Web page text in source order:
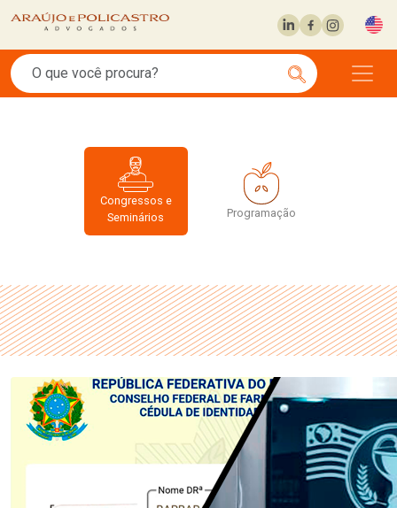
Congressos e
Seminários
Programação